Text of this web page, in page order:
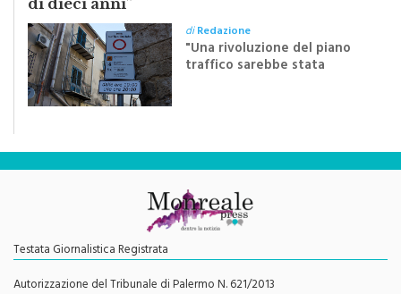
“Il nuovo piano traffico? Un passo indietro
di dieci anni”
diRedazione
"Una rivoluzione del piano
Testata Giornalistica Registrata